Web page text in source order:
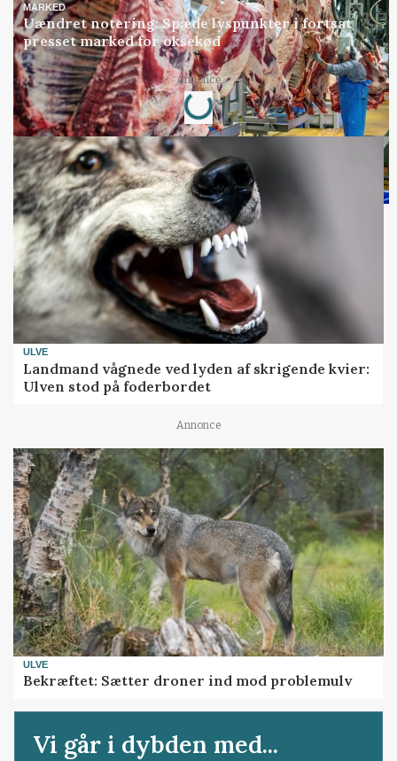
MARKED
Uændret notering: Spæde lyspunkter i fortsat
presset marked for oksekød
Annonce
Loading...
ULVE
Landmand vågnede ved lyden af skrigende kvier:
Ulven stod på foderbordet
Annonce
ULVE
Bekræftet: Sætter droner ind mod problemulv
Vi går i dybden med...